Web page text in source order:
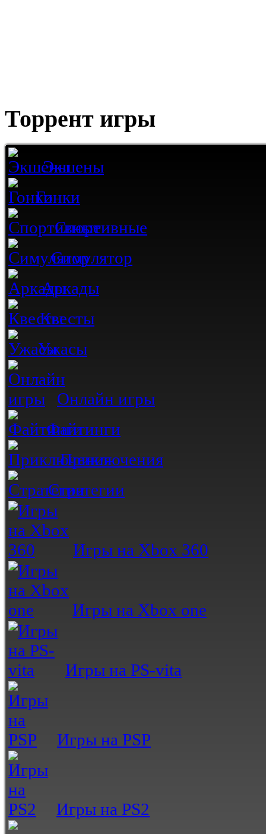
Торрент игры
Экшены
Гонки
Спортивные
Симулятор
Аркады
Квесты
Ужасы
Онлайн игры
Файтинги
Приключения
Стратегии
Игры на Xbox 360
Игры на Xbox one
Игры на PS-vita
Игры на PSP
Игры на PS2